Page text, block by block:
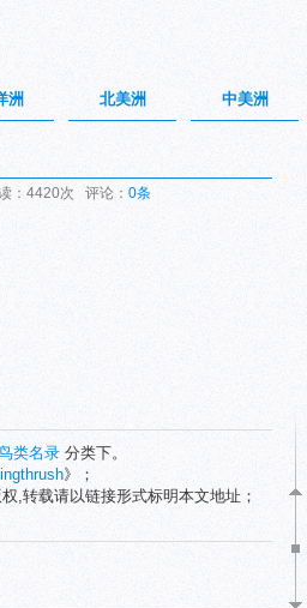
洲 北美洲 中美洲
：4420次 评论： 0条
类名录 分类下。
》；
,转载请以链接形式标明本文地址；